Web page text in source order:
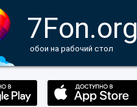
7Fon.org
обои на рабочий стол